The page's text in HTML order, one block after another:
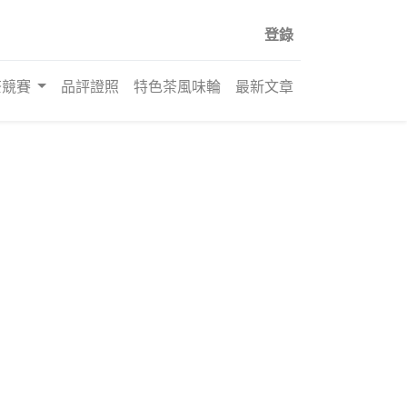
登錄
賽 品評證照 特色茶風味輪 最新文章